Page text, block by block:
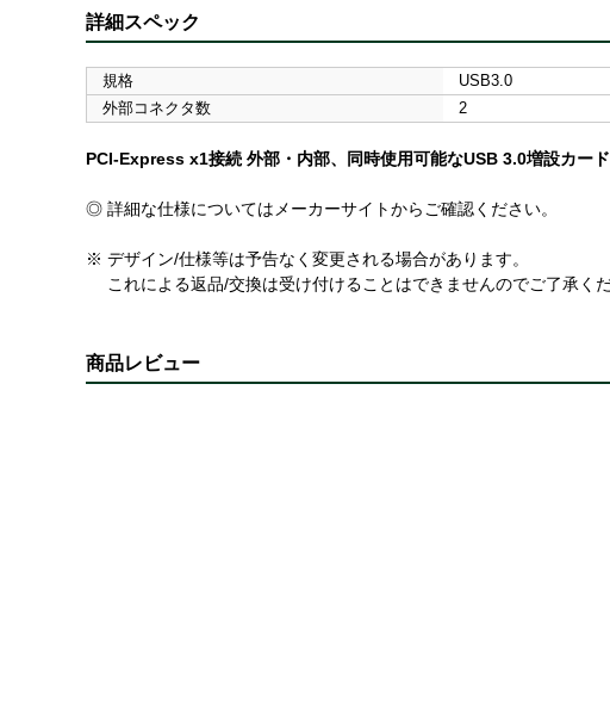
詳細スペック
規格 USB3.0
外部コネクタ数
2
PCI-Express x1接続 外部・内部、同時使用可能なUSB 3.0増設カー
◎ 詳細な仕様についてはメーカーサイトからご確認ください。
※ デザイン/仕様等は予告なく変更される場合があります。
これによる返品/交換は受け付けることはできませんのでご了承くだ
商品レビュー